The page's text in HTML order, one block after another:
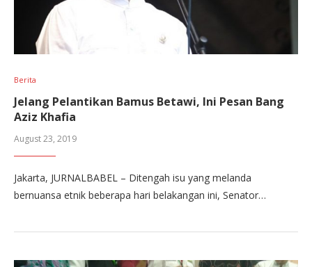
Berita
Jelang Pelantikan Bamus Betawi, Ini Pesan Bang
Aziz Khafia
August 23, 2019
Jakarta, JURNALBABEL – Ditengah isu yang melanda
bernuansa etnik beberapa hari belakangan ini, Senator…